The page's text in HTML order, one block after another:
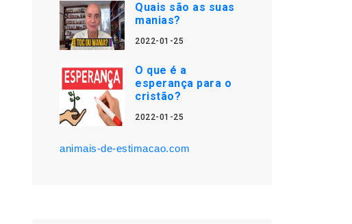
Quais são as suas
manias?
2022-01-25
O que é a
esperança para o
cristão?
2022-01-25
animais-de-estimacao.com